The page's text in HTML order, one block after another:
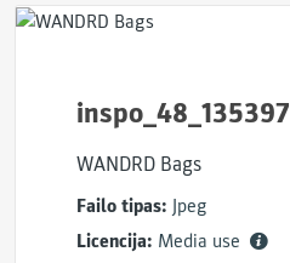
inspo_48_135397
WANDRD Bags
Failo tipas: Jpeg
Licencija: Media use